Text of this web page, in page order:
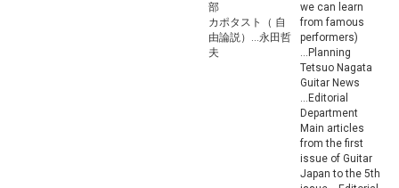
部
カポタスト（ 自
由論説）...永田哲
夫
we can learn
from famous
performers)
...Planning
Tetsuo Nagata
Guitar News
...Editorial
Department
Main articles
from the first
issue of Guitar
Japan to the 5th